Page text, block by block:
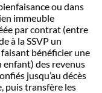
ou dans
immeuble
par contrat (entre
à la SSVP un
bénéficier une
des revenus
jusqu’au décès
puis transfère les